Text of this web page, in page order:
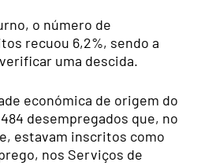
o número de
recuou 6,2%, sendo a
uma descida.
económica de origem do
desempregados que, no
estavam inscritos como
nos Serviços de